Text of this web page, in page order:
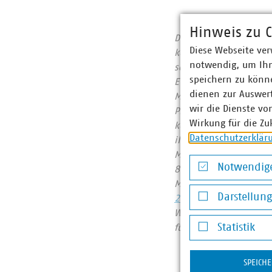
Der Verband
sowie
Euro erwirtschaftet
Prozent, Gas 60
kommunale
ihrer CO2-
822 Millionen Euro.
2023
Wir halten
für heute und
Hinweis zu
Diese Webseite
notwendig, um
speichern zu
dienen zur
wir die Dienste
Wirkung für die
Notwendige
Darstellung
Statistik
Statistik